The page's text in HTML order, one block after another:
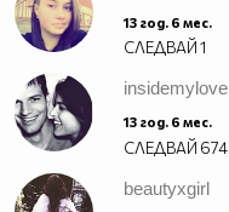
13 год. 6 мес.
СЛЕДВАЙ1
insidemylove
13 год. 6 мес.
СЛЕДВАЙ 674
beautyxgirl